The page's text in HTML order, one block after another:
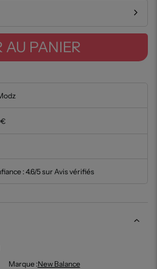
AU PANIER
:4.6/5 sur Avis vérifiés
Marque :New Balance